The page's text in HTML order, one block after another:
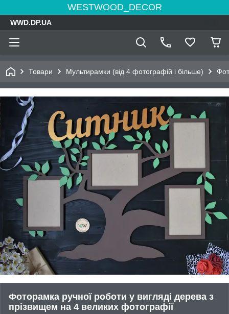
WESTWOOD_DECOR
WWD.DP.UA
Товари Мультирамки (від 4 фотографій і більше)
Фоторамка ручної роботи у вигляді дерева з
прізвищем на 4 великих фотографії